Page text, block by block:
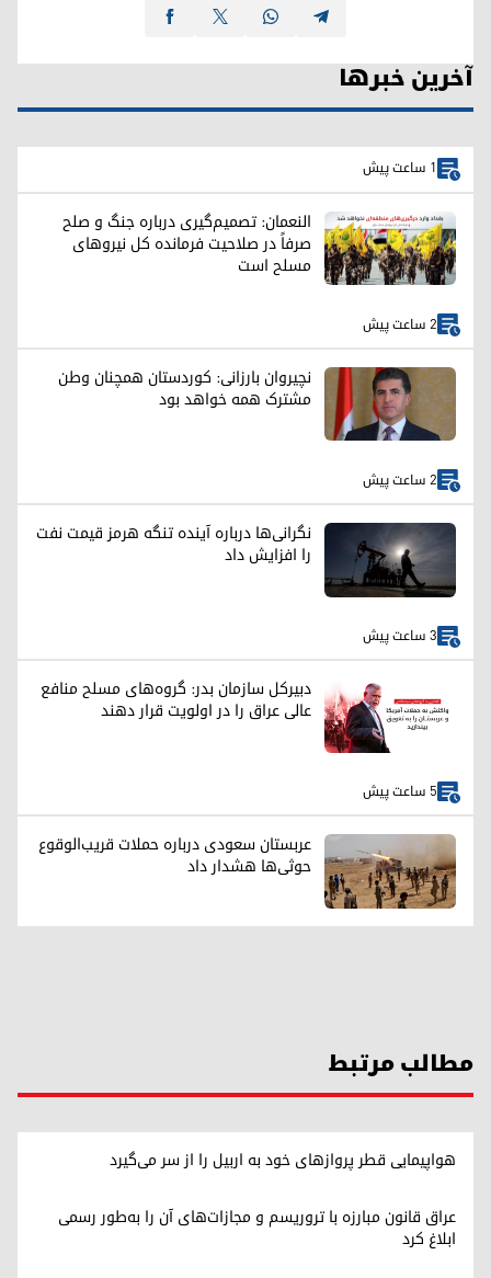
آخرین خبرها
1 ساعت پیش
النعمان: تصمیم‌گیری درباره جنگ و صلح
صرفاً در صلاحیت فرمانده کل نیروهای
مسلح است
2 ساعت پیش
نچیروان بارزانی: کوردستان همچنان وطن
مشترک همه خواهد بود
2 ساعت پیش
نگرانی‌ها درباره آینده تنگه هرمز قیمت نفت
را افزایش داد
3 ساعت پیش
دبیرکل سازمان بدر: گروه‌های مسلح منافع
عالی عراق را در اولویت قرار دهند
5 ساعت پیش
عربستان سعودی درباره حملات قریب‌الوقوع
حوثی‌ها هشدار داد
مطالب مرتبط
هواپیمایی قطر پروازهای خود به اربیل را از سر می‌گیرد
عراق قانون مبارزه با تروریسم و مجازات‌های آن را به‌طور رسمی
ابلاغ کرد